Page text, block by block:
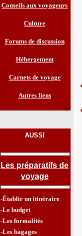
Conseils aux voyageurs
Culture
Forums de discussion
Hébergement
Carnets de voyage
Autres liens
AUSSI
Les préparatifs de
voyage
-Établir un itinéraire
-Le budget
-Les formalités
-Les bagages